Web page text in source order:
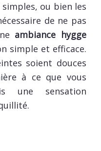
simples, ou bien les
de ne pas
ambiance hygge
simple et efficace.
soient douces
à ce que vous
une sensation